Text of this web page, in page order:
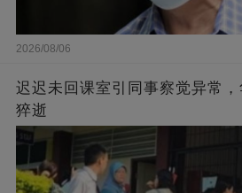
2026/08/06
迟迟未回课室引同事察觉异常
猝逝